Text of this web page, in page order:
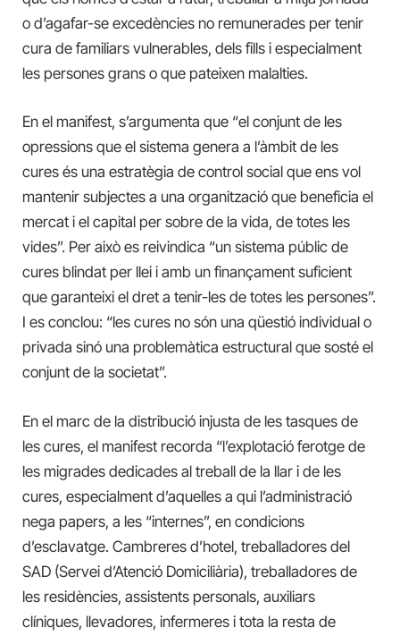
o d’agafar-se excedències no remunerades per tenir
cura de familiars vulnerables, dels fills i especialment
les persones grans o que pateixen malalties.
En el manifest, s’argumenta que “el conjunt de les
opressions que el sistema genera a l’àmbit de les
cures és una estratègia de control social que ens vol
mantenir subjectes a una organització que beneficia el
mercat i el capital per sobre de la vida, de totes les
vides”. Per això es reivindica “un sistema públic de
cures blindat per llei i amb un finançament suficient
que garanteixi el dret a tenir-les de totes les persones”.
I es conclou: “les cures no són una qüestió individual o
privada sinó una problemàtica estructural que sosté el
conjunt de la societat”.
En el marc de la distribució injusta de les tasques de
les cures, el manifest recorda “l’explotació ferotge de
les migrades dedicades al treball de la llar i de les
cures, especialment d’aquelles a qui l’administració
nega papers, a les “internes”, en condicions
d’esclavatge. Cambreres d’hotel, treballadores del
SAD (Servei d’Atenció Domiciliària), treballadores de
les residències, assistents personals, auxiliars
clíniques, llevadores, infermeres i tota la resta de